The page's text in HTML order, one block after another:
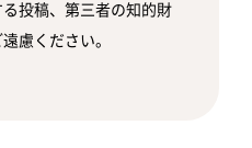
投稿、第三者の知的財
慮ください。